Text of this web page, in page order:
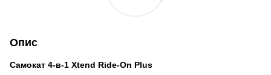
Опис
Самокат 4-в-1 Xtend Ride-On Plus